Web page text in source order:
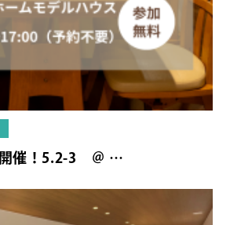
開催！5.2-3 ＠ …